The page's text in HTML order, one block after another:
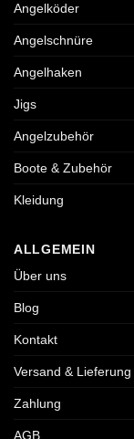
Angelköder
Angelschnüre
Angelhaken
Jigs
Angelzubehör
Boote & Zubehör
Kleidung
ALLGEMEIN
Über uns
Blog
Kontakt
Versand & Lieferung
Zahlung
AGB